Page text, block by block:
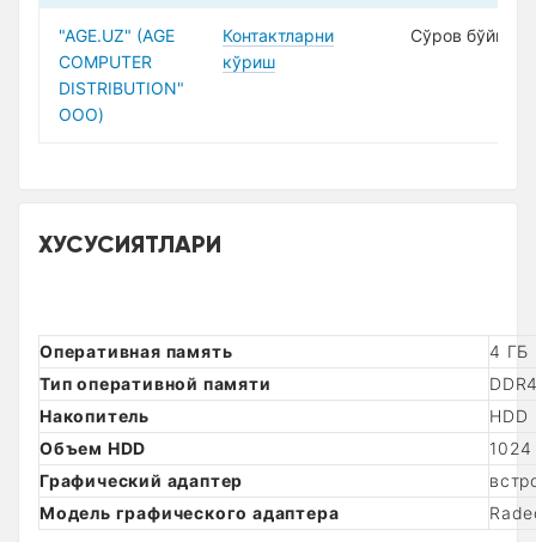
"AGE.UZ" (AGE
COMPUTER
DISTRIBUTION"
ООО)
Контактларни
кўриш
Сўров бўйича
XУСУСИЯТЛАРИ
Оперативная память
4 ГБ
Тип оперативной памяти
Накопитель
HDD
Объем HDD
Графический адаптер
Модель графического адаптера